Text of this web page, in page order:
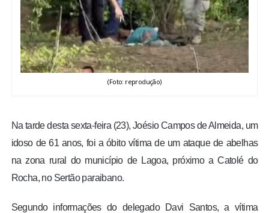
FOTOS
COLUNISTAS
(Foto: reprodução)
Na tarde desta sexta-feira (23), Joésio Campos de Almeida, um
idoso de 61 anos, foi a óbito vítima de um ataque de abelhas
na zona rural do município de Lagoa, próximo a Catolé do
Rocha, no Sertão paraibano.
Segundo informações do delegado Davi Santos, a vítima